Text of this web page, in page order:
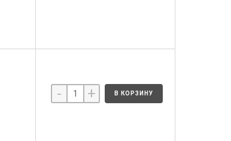
- + В КОРЗИНУ